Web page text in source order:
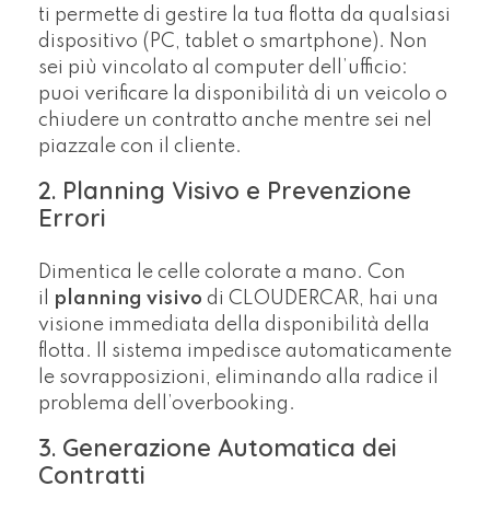
ti permette di gestire la tua flotta da qualsiasi
dispositivo (PC, tablet o smartphone). Non
sei più vincolato al computer dell’ufficio:
puoi verificare la disponibilità di un veicolo o
chiudere un contratto anche mentre sei nel
piazzale con il cliente.
2. Planning Visivo e Prevenzione
Errori
Dimentica le celle colorate a mano. Con
il
planning visivo di CLOUDERCAR, hai una
visione immediata della disponibilità della
flotta. Il sistema impedisce automaticamente
le sovrapposizioni, eliminando alla radice il
problema dell’overbooking.
3. Generazione Automatica dei
Contratti